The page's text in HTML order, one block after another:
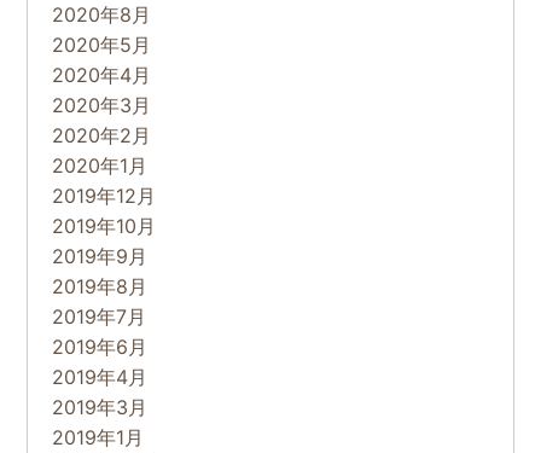
2020年8月
2020年5月
2020年4月
2020年3月
2020年2月
2020年1月
2019年12月
2019年10月
2019年9月
2019年8月
2019年7月
2019年6月
2019年4月
2019年3月
2019年1月